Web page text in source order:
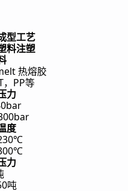
型工艺
料注塑
热熔胶
， PP等
力
度
力
吨